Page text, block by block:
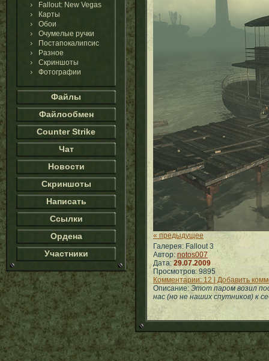
Fallout: New Vegas
Карты
Обои
Очумелые ручки
Постапокалипсис
Разное
Скриншоты
Фотографии
Файлы
Файлообмен
Counter Strike
Чат
Новости
Скриншоты
Написать
Ссылки
Ордена
Участники
« предыдущее
Галерея: Fallout 3
Автор: notos007
Дата: 29.07.2009
Просмотров: 9895
Комментарии: 12 | Добавить
Описание: Этот паром возил
нас (но не наших спутников) к